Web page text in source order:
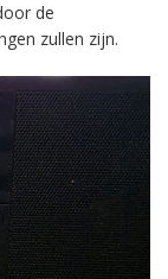
de
zullen zijn.